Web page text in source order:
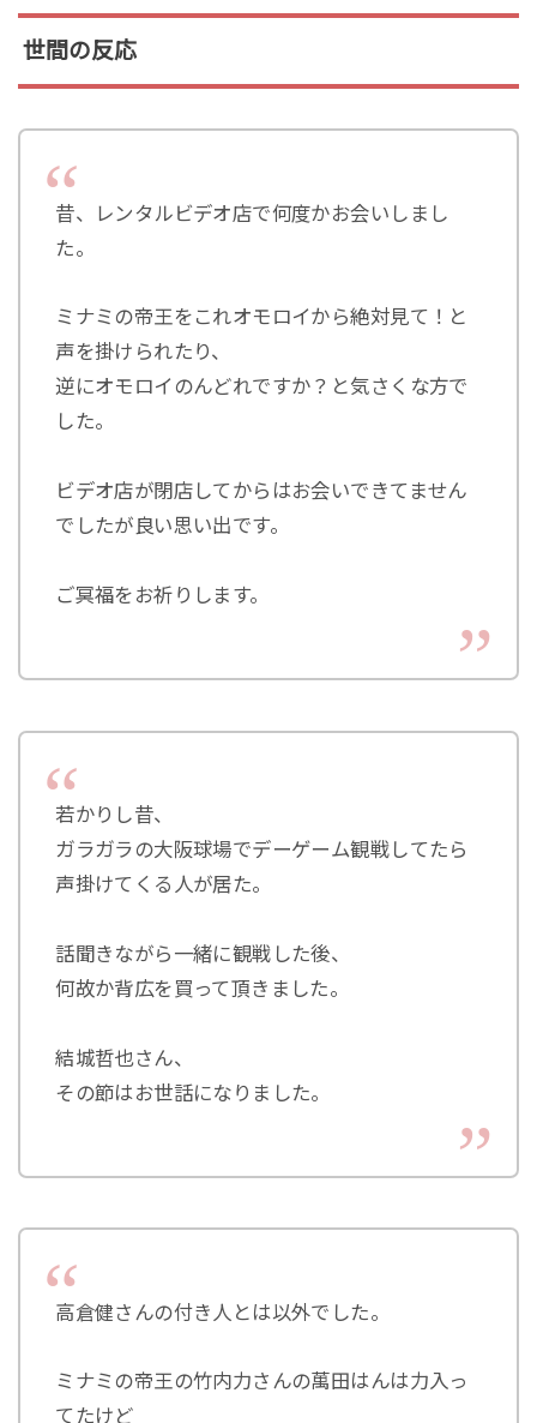
世間の反応
昔、レンタルビデオ店で何度かお会いしまし
た。
ミナミの帝王をこれオモロイから絶対見て！と
声を掛けられたり、
逆にオモロイのんどれですか？と気さくな方で
した。
ビデオ店が閉店してからはお会いできてません
でしたが良い思い出です。
ご冥福をお祈りします。
若かりし昔、
ガラガラの大阪球場でデーゲーム観戦してたら
声掛けてくる人が居た。
話聞きながら一緒に観戦した後、
何故か背広を買って頂きました。
結城哲也さん、
その節はお世話になりました。
高倉健さんの付き人とは以外でした。
ミナミの帝王の竹内力さんの萬田はんは力入っ
てたけど